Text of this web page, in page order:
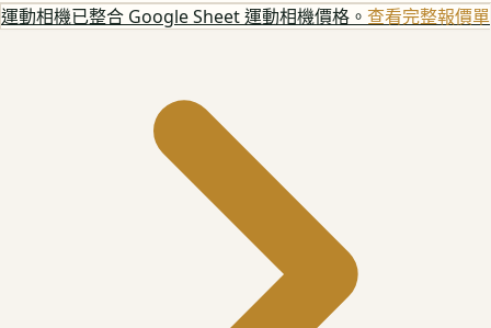
運動相機已整合 Google Sheet 運動相機價格。 查看完整報價單